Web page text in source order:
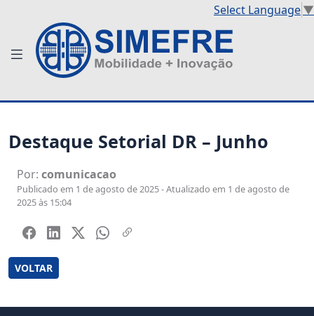
Select Language▼
Destaque Setorial DR – Junho
Por: comunicacao
Publicado em 1 de agosto de 2025 - Atualizado em 1 de agosto de
2025 às 15:04
VOLTAR